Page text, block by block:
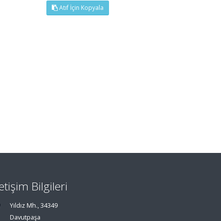
Atıf İçin Kopyala
Bilgileri
Yıldız Mh., 34349
Davutpaşa